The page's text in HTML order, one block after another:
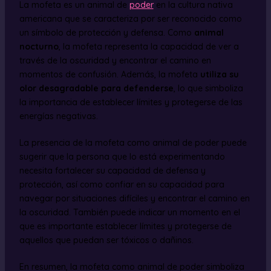
La mofeta es un animal de poderen la cultura nativa
americana que se caracteriza por ser reconocido como
un símbolo de protección y defensa. Como animal
nocturno, la mofeta representa la capacidad de ver a
través de la oscuridad y encontrar el camino en
momentos de confusión. Además, la mofeta utiliza su
olor desagradable para defenderse , lo que simboliza
la importancia de establecer límites y protegerse de las
energías negativas.
La presencia de la mofeta como animal de poder puede
sugerir que la persona que lo está experimentando
necesita fortalecer su capacidad de defensa y
protección, así como confiar en su capacidad para
navegar por situaciones difíciles y encontrar el camino en
la oscuridad. También puede indicar un momento en el
que es importante establecer límites y protegerse de
aquellos que puedan ser tóxicos o dañinos.
En resumen, la mofeta como animal de poder simboliza